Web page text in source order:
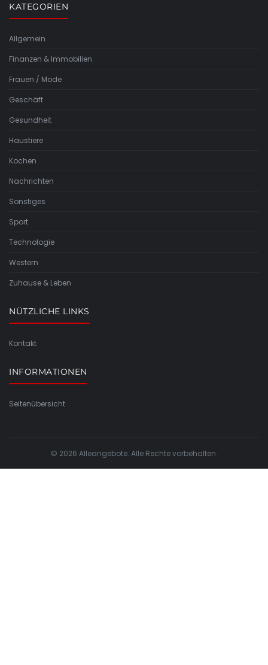
KATEGORIEN
Allgemein
Finanzen & Immobilien
Frauen / Mode
Geschäft
Gesundheit
Haustiere
Kochen
Nachrichten
Sonstiges
Sport
Technologie
Western
Zuhause & Leben
NÜTZLICHE LINKS
Kontakt
INFORMATIONEN
Seitenübersicht
© 2026 Alleangebote. Alle Rechte vorbehalten.